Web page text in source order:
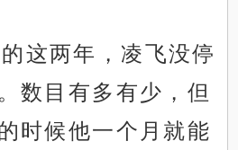
这两年，凌飞没停
数目有多有少，但
时候他一个月就能